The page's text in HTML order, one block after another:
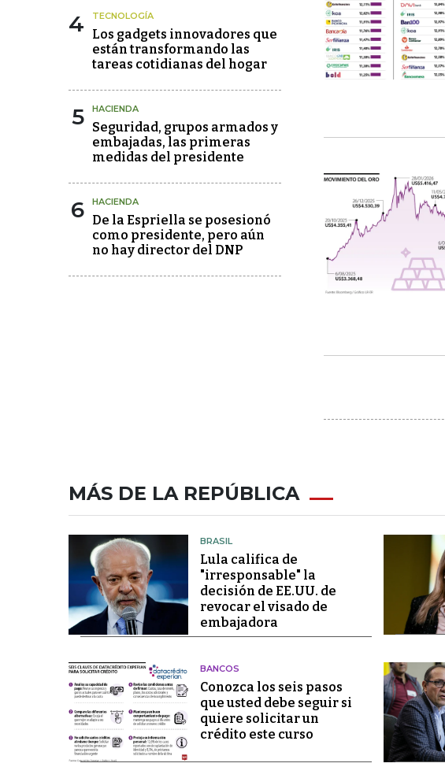
4 TECNOLOGÍA
Los gadgets innovadores que
están transformando las
tareas cotidianas del hogar
5 HACIENDA
Seguridad, grupos armados y
embajadas, las primeras
medidas del presidente
6 HACIENDA
De la Espriella se posesionó
como presidente, pero aún
no hay director del DNP
MÁS DE LA REPÚBLICA
BRASIL
Lula califica de
"irresponsable" la
decisión de EE.UU. de
revocar el visado de
embajadora
BANCOS
Conozca los seis pasos
que usted debe seguir si
quiere solicitar un
crédito este curso